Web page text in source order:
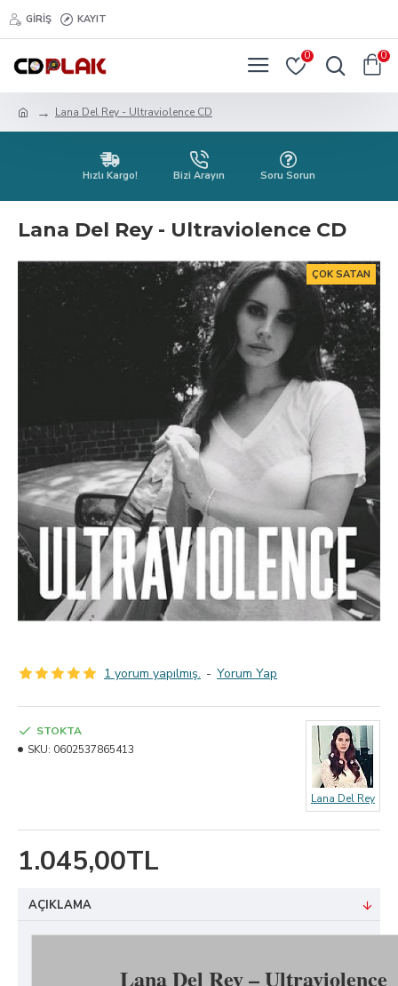
GIRIŞ KAYIT
0 0
Lana Del Rey - Ultraviolence CD
Hızlı Kargo! Bizi Arayın Soru Sorun
Lana Del Rey - Ultraviolence CD
ÇOK SATAN
1 yorum yapılmış. - Yorum Yap
1.045,00TL
STOKTA
SKU: 0602537865413
Lana Del Rey
AÇIKLAMA
Lana Del Rey ‎– Ultraviolence